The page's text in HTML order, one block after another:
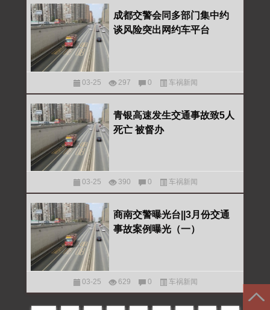
成都交警会同多部门集中约
谈风险突出网约车平台
03-25 297 0 车祸新闻
青银高速发生交通事故致5人
死亡 被督办
03-25 390 0 车祸新闻
商南交警曝光台||3月份交通
事故案例曝光（一）
03-25 629 0 车祸新闻